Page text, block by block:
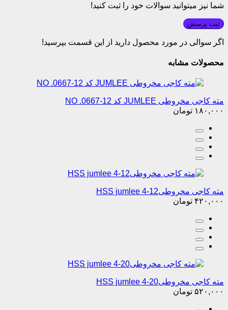
شما نیز میتوانید سوالات خود را ثبت کنید!
ثبت پرسش
اگر سوالی در مورد محصول دارید از این قسمت بپرسید!
محصولات مشابه
مته کاجی مخروطی JUMLEE کد NO .0667-12
۱۸۰,۰۰۰ تومان
مته کاجی مخروطیHSS jumlee 4-12
۴۲۰,۰۰۰ تومان
مته کاجی مخروطیHSS jumlee 4-20
۵۲۰,۰۰۰ تومان